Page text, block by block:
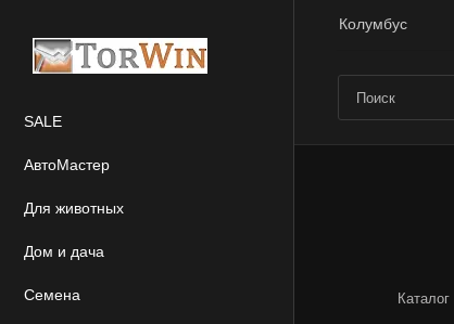
Колумбус
SALE
АвтоМастер
Для животных
Дом и дача
Семена Каталог